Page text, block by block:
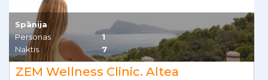
Spānija
Personas
1
Naktis
7
ZEM Wellness Clinic. Altea